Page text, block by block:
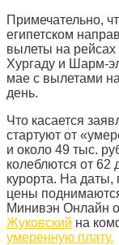
Примечательно,
египетском
вылеты на
Хургаду и Шарм-
мае с вылетами
день.
Что касается
стартуют от
и около 49 тыс.
колеблются от 62
курорта. На
цены
Минивэн Онлайн
Жуковский на
умеренную плату.